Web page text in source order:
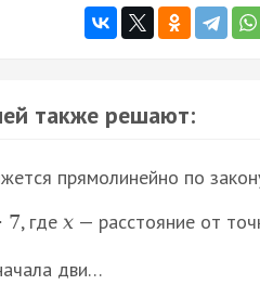
также решают:
прямолинейно по
7, где x— расстояние от
дви…